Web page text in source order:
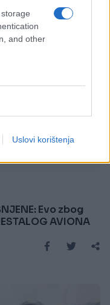
and other
Uslovi korištenja
Evo zbog
AVIONA